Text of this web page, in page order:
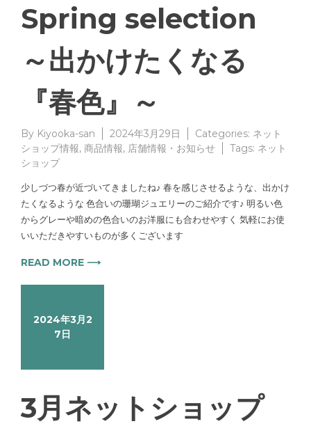
Spring selection
～出かけたくなる
『春色』～
By Kiyooka-san 2024年3月29日 Categories: ネット
ショップ情報, 商品情報, 店舗情報・お知らせ Tags: ネット
ショップ
少しづつ春が近づいてきましたね♪ 春を感じさせるような、出かけ
たくなるような 色合いの珊瑚ジュエリーのご紹介です♪ 明るい色
からグレーや暗めの色合いのお洋服にも合わせやすく 気軽にお使
いいただきやすいものが多くございます
READ MORE ⟶
2024年3月2
7日
3月ネットショップ